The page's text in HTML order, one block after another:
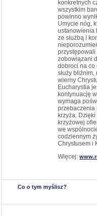
konkretnych
wszystkim
powinno
Umycie nóg,
ustanowienia
ze służbą i
przystępowali
zobowiązani
dobroci na co
służy
wierny
Eucharystia
kontynuację
wymaga
przebaczenia
krzyża.
krzyżowej
we
codziennym
Chrystusem i
Więcej:
Co o tym myślisz?